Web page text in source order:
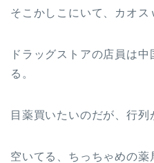
そこかしこにいて、カオス
ドラッグストアの店員は
る。
目薬買いたいのだが、行列
空いてる、ちっちゃめの薬